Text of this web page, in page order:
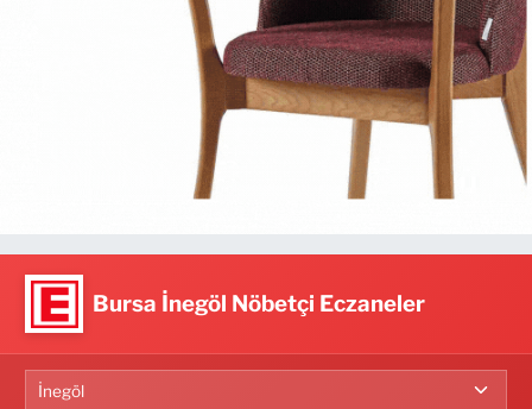
Bursa İnegöl Nöbetçi Eczaneler